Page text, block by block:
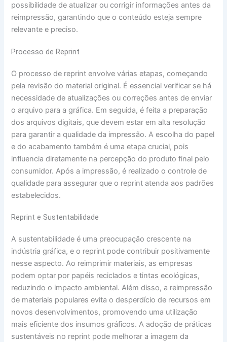
possibilidade de atualizar ou corrigir informações antes da
reimpressão, garantindo que o conteúdo esteja sempre
relevante e preciso.
Processo de Reprint
O processo de reprint envolve várias etapas, começando
pela revisão do material original. É essencial verificar se há
necessidade de atualizações ou correções antes de enviar
o arquivo para a gráfica. Em seguida, é feita a preparação
dos arquivos digitais, que devem estar em alta resolução
para garantir a qualidade da impressão. A escolha do papel
e do acabamento também é uma etapa crucial, pois
influencia diretamente na percepção do produto final pelo
consumidor. Após a impressão, é realizado o controle de
qualidade para assegurar que o reprint atenda aos padrões
estabelecidos.
Reprint e Sustentabilidade
A sustentabilidade é uma preocupação crescente na
indústria gráfica, e o reprint pode contribuir positivamente
nesse aspecto. Ao reimprimir materiais, as empresas
podem optar por papéis reciclados e tintas ecológicas,
reduzindo o impacto ambiental. Além disso, a reimpressão
de materiais populares evita o desperdício de recursos em
novos desenvolvimentos, promovendo uma utilização
mais eficiente dos insumos gráficos. A adoção de práticas
sustentáveis no reprint pode melhorar a imagem da